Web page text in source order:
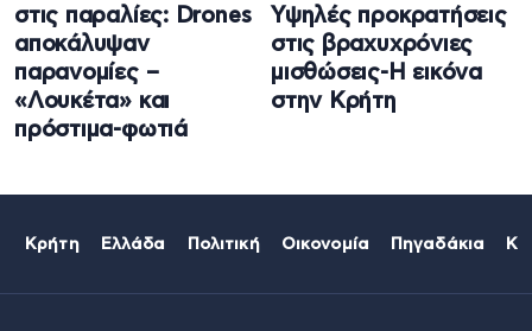
στις παραλίες: Drones
αποκάλυψαν
παρανομίες –
«Λουκέτα» και
πρόστιμα-φωτιά
Υψηλές προκρατήσεις
στις βραχυχρόνιες
μισθώσεις-Η εικόνα
στην Κρήτη
Κρήτη Ελλάδα Πολιτική Οικονομία Πηγαδάκια